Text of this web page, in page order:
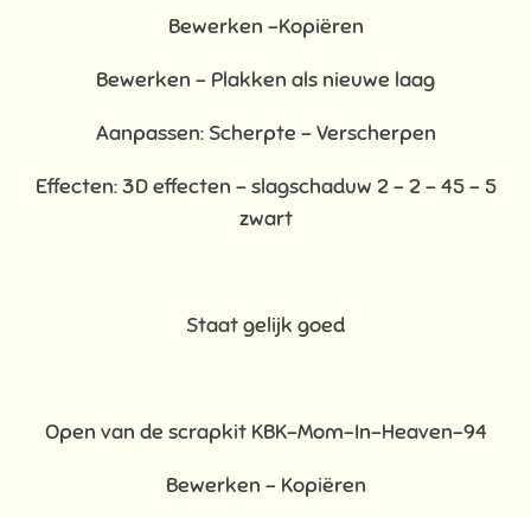
Bewerken –Kopiëren
Bewerken - Plakken als nieuwe laag
Aanpassen: Scherpte – Verscherpen
Effecten: 3D effecten - slagschaduw 2 – 2 – 45 – 5
zwart
Staat gelijk goed
Open van de scrapkit KBK-Mom-In-Heaven-94
Bewerken – Kopiëren